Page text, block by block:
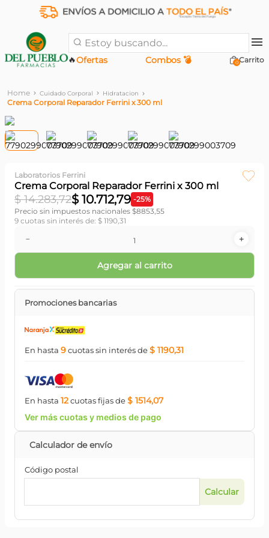
Estoy buscando...
Ofertas
🔥 Combos 💣 0
Cuidado Corporal Hidratacion
Crema Corporal Reparador Ferrini x 300 ml
Laboratorios Ferrini
Crema Corporal Reparador Ferrini x 300 ml
$ 14.283,72$ 10.712,79 -25%
Precio sin impuestos nacionales $8853,55
9 cuotas sin interés de: $ 1190,31
＋
－
Agregar al carrito
Promociones bancarias
En hasta 9cuotassin interésde$ 1190,31
En hasta 12cuotasfijasde$ 1514,07
Ver más cuotas y medios de pago
Código postal